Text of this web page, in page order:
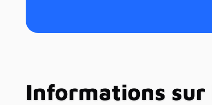
Informations sur